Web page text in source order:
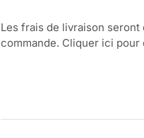
Les frais de livraison seront
commande. Cliquer ici